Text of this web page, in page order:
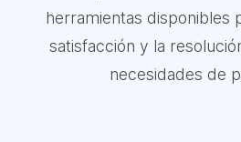
herramientas disponibles
satisfacción y la
necesidades de